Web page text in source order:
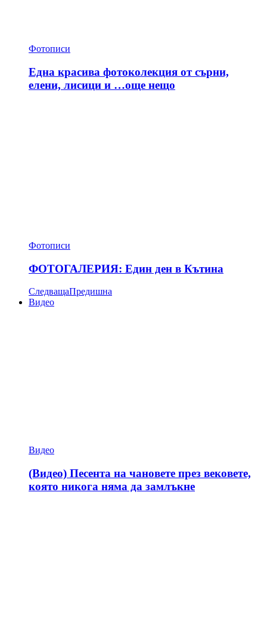
Фотописи
Една красива фотоколекция от сърни,
елени, лисици и …още нещо
Фотописи
ФОТОГАЛЕРИЯ: Един ден в Кътина
СледващаПредишна
Видео
Видео
(Видео) Песента на чановете през вековете,
която никога няма да замлъкне